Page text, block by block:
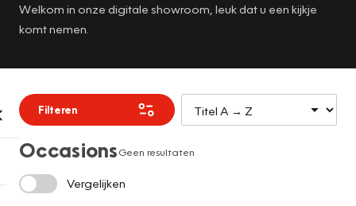
Welkom in onze digitale showroom, leuk dat u een kijkje
komt nemen.
Filteren
OccasionsGeen resultaten
Vergelijken